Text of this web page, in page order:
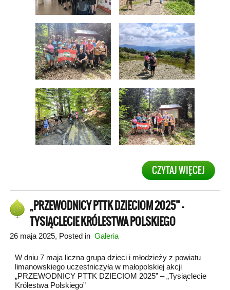
CZYTAJ WIĘCEJ
„PRZEWODNICY PTTK DZIECIOM 2025” –
TYSIĄCLECIE KRÓLESTWA POLSKIEGO
26 maja 2025, Posted in Galeria
W dniu 7 maja liczna grupa dzieci i młodzieży z powiatu
limanowskiego uczestniczyła w małopolskiej akcji
„PRZEWODNICY PTTK DZIECIOM 2025” – „Tysiąclecie
Królestwa Polskiego”